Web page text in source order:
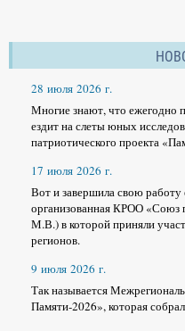
28 июля 2026 г.
Многие знают, что ежегодно
ездит на слеты юных
патриотического проекта
17 июля 2026 г.
Вот и завершила свою
организованная КРОО «Союз
М.В.) в которой приняли
регионов.
9 июля 2026 г.
Так называется
Памяти-2026», которая